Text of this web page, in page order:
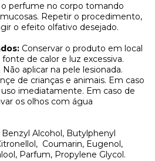
o perfume no corpo tomando
Repetir o procedimento,
o efeito olfativo desejado.
Conservar o produto em local
de calor e luz excessiva.
aplicar na pele lesionada.
de crianças e animais. Em caso
imediatamente. Em caso de
os olhos com água
Benzyl Alcohol, Butylphenyl
Coumarin, Eugenol,
Parfum, Propylene Glycol.